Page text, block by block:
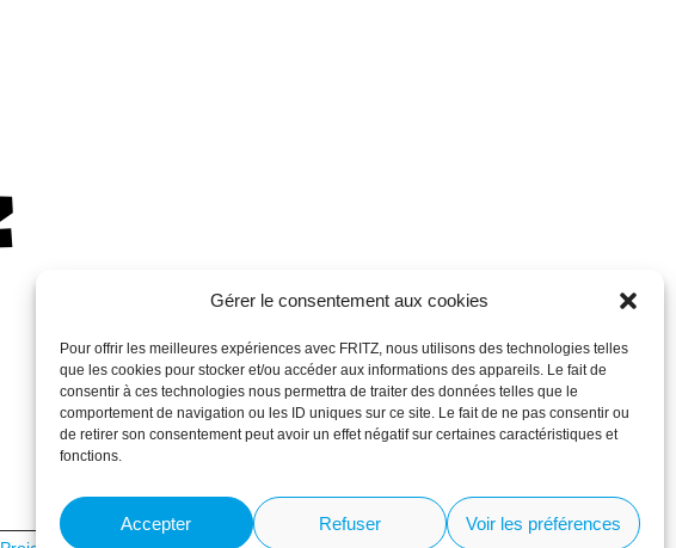
Gérer le consentement aux cookies
Pour offrir les meilleures expériences avec FRITZ, nous utilisons des technologies telles
que les cookies pour stocker et/ou accéder aux informations des appareils. Le fait de
consentir à ces technologies nous permettra de traiter des données telles que le
comportement de navigation ou les ID uniques sur ce site. Le fait de ne pas consentir ou
de retirer son consentement peut avoir un effet négatif sur certaines caractéristiques et
fonctions.
Accepter Refuser Voir les préférences